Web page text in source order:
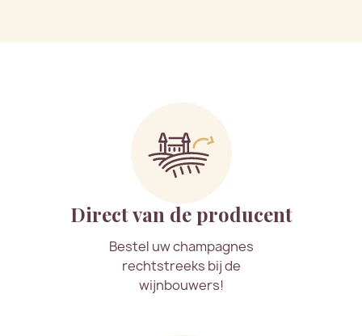
Direct van de producent
Bestel uw champagnes
rechtstreeks bij de
wijnbouwers!